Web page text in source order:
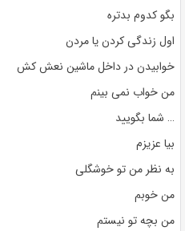
بگو کدوم بدتره
اول زندگی کردن یا مردن
خوابیدن در داخل ماشین نعش کش
من خواب نمی بینم
… شما بگویید
بیا عزیزم
به نظر من تو خوشگلی
من خوبم
من بچه تو نیستم